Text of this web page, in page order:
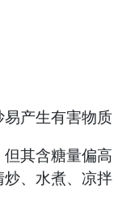
产生有害物质
含糖量偏高
、水煮、凉拌